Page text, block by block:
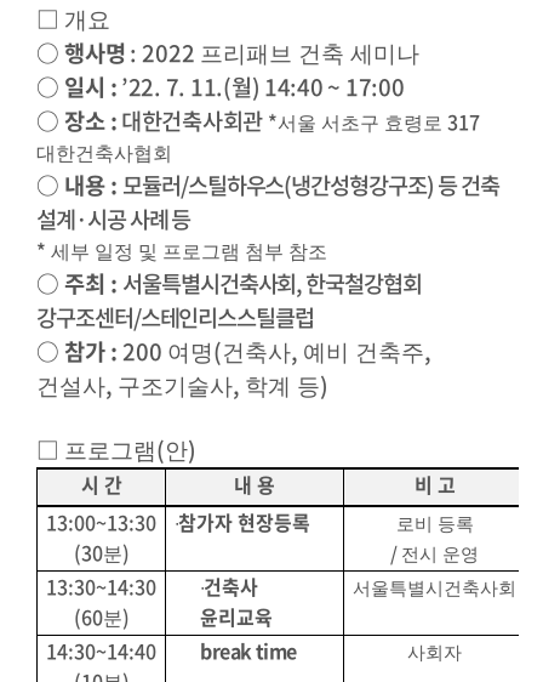
□ 개요
○행사명: 2022 프리패브 건축 세미나
○ 일시 :’22. 7. 11.(월) 14:40 ~ 17:00
○ 장소:대한건축사회관 *서울 서초구 효령로 317
대한건축사협회
○ 내용: 모듈러/스틸하우스(냉간성형강구조)등 건축
설계·시공 사례 등
* 세부 일정 및 프로그램 첨부 참조
○주최 : 서울특별시건축사회,한국철강협회
강구조센터/스테인리스스틸클럽
○ 참가:200 여명(건축사, 예비 건축주,
건설사, 구조기술사, 학계 등)
□ 프로그램(안)
시 간 내 용
비 고
13:00~13:30
(30분)
∙참가자 현장등록 로비 등록
/ 전시 운영
13:30~14:30
(60분)
∙건축사
윤리교육
서울특별시건축사회
14:30~14:40
break time 사회자